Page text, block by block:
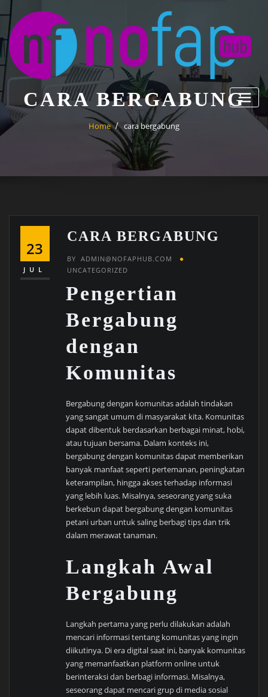
to
content
CARA BERGABUNG
Home cara bergabung
23
JUL
CARA BERGABUNG
BY
ADMIN@NOFAPHUB.COM
UNCATEGORIZED
Pengertian
Bergabung
dengan
Komunitas
Bergabung dengan komunitas adalah tindakan
yang sangat umum di masyarakat kita. Komunitas
dapat dibentuk berdasarkan berbagai minat, hobi,
atau tujuan bersama. Dalam konteks ini,
bergabung dengan komunitas dapat memberikan
banyak manfaat seperti pertemanan, peningkatan
keterampilan, hingga akses terhadap informasi
yang lebih luas. Misalnya, seseorang yang suka
berkebun dapat bergabung dengan komunitas
petani urban untuk saling berbagi tips dan trik
dalam merawat tanaman.
Langkah Awal
Bergabung
Langkah pertama yang perlu dilakukan adalah
mencari informasi tentang komunitas yang ingin
diikutinya. Di era digital saat ini, banyak komunitas
yang memanfaatkan platform online untuk
berinteraksi dan berbagi informasi. Misalnya,
seseorang dapat mencari grup di media sosial